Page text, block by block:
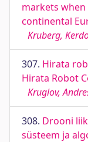
markets
continental
Kruberg,
307. Hirata
Hirata Robot
Kruglov,
308. Drooni
süsteem ja